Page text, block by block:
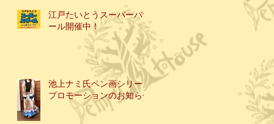
江戸たいとうスーパーバザ
ール開催中！
池上ナミ氏ペン画シリーズ
プロモーションのお知らせ